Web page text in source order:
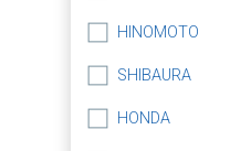
HINOMOTO
SHIBAURA
HONDA